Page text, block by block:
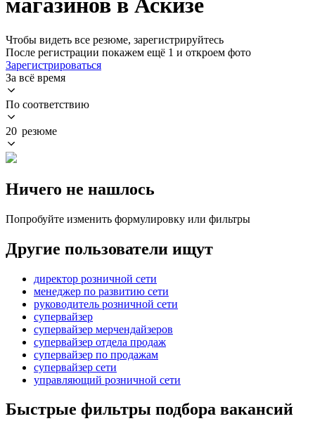
магазинов в Аскизе
Чтобы видеть все резюме, зарегистрируйтесь
После регистрации покажем ещё 1 и откроем фото
Зарегистрироваться
За всё время
По соответствию
20 резюме
Ничего не нашлось
Попробуйте изменить формулировку или фильтры
Другие пользователи ищут
директор розничной сети
менеджер по развитию сети
руководитель розничной сети
супервайзер
супервайзер мерчендайзеров
супервайзер отдела продаж
супервайзер по продажам
супервайзер сети
управляющий розничной сети
Быстрые фильтры подбора вакансий